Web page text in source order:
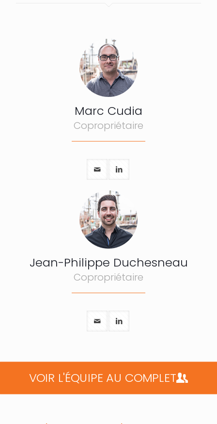
Marc Cudia
Copropriétaire
Jean-Philippe Duchesneau
Copropriétaire
VOIR L'ÉQUIPE AU COMPLET